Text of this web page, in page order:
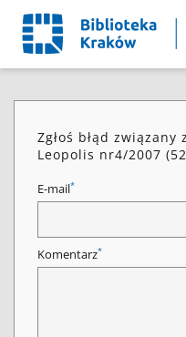
Zgłoś błąd
Leopolis nr4/2007
E-mail*
Komentarz*